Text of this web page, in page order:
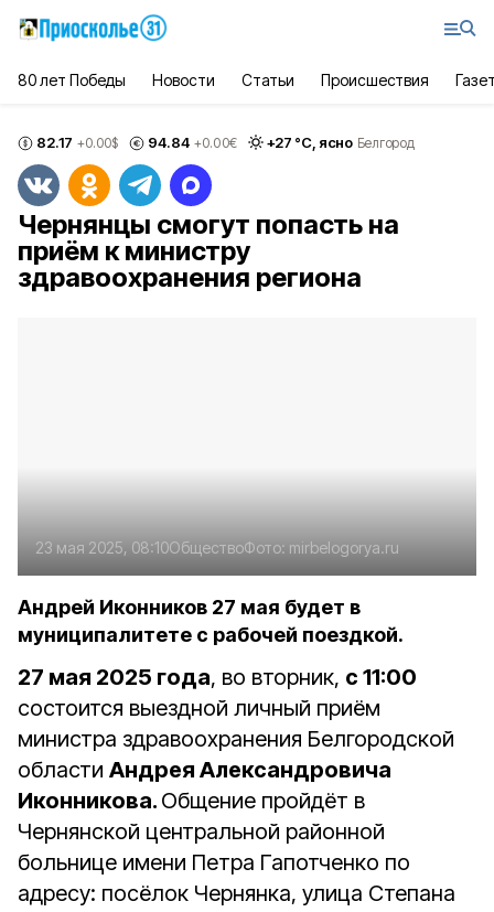
80 лет Победы Новости Статьи Происшествия
82.17 +0.00$ 94.84 +0.00€ +27 °С, ясно Белгород
Чернянцы смогут попасть на
приём к министру
здравоохранения региона
23 мая 2025, 08:10ОбществоФото: mirbelogorya.ru
Андрей Иконников 27 мая будет в
муниципалитете с рабочей поездкой.
27 мая 2025 года, во вторник, с 11:00
состоится выездной личный приём
министра здравоохранения Белгородской
области Андрея Александровича
Иконникова. Общение пройдёт в
Чернянской центральной районной
больнице имени Петра Гапотченко по
адресу: посёлок Чернянка, улица Степана